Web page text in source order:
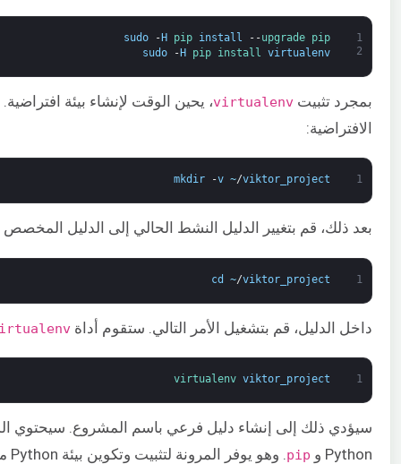
1
2
sudo -H pip install --upgrade pip
sudo
-H pip install virtualenv
بمجرد تثبيت virtualenv، يحين الوقت لإنشاء بيئة
الافتراضية:
1
mkdir -v ~/viktor_project
بعد ذلك، قم بتغيير الدليل النشط الحالي إلى الدليل المخصص
1
cd ~/viktor_project
داخل الدليل، قم بتشغيل الأمر التالي. ستقوم أداة
1
virtualenv viktor_project
سيؤدي ذلك إلى إنشاء دليل فرعي باسم المشروع. سيحتوي
Python و
pip . وهو يوفر المرونة لتثبيت وتكوين بيئة Python معزولة للمشروع.